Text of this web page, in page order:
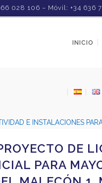
028 106 – Móvil: +34 636
INICIO
DE
PARA